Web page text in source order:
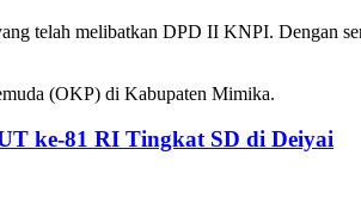
telah melibatkan DPD II KNPI. Dengan
(OKP) di Kabupaten Mimika.
ke-81 RI Tingkat SD di Deiyai